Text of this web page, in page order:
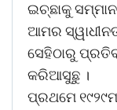
ଇଚ୍ଛାକୁ
ଆମର
ସେହିଠାରୁ
କରିଆସୁଛୁ ।
ପ୍ରଥମେ